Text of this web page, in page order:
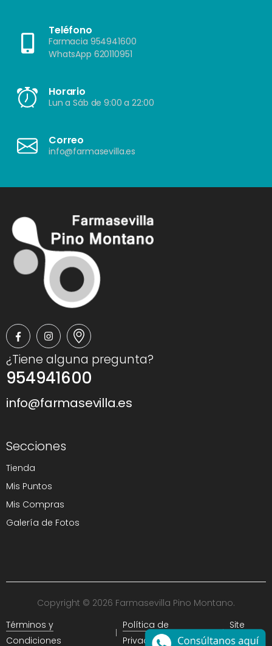
Teléfono
Farmacia 954941600
WhatsApp 620110951
Horario
Lun a Sáb de 9:00 a 22:00
Correo
info@farmasevilla.es
¿Tiene alguna pregunta?
954941600
info@farmasevilla.es
Secciones
Tienda
Mis Puntos
Mis Compras
Galería de Fotos
Copyright © 2026 Farmasevilla Pino Montano.
Términos y
Condiciones
Política de
Privacidad
Site
Map